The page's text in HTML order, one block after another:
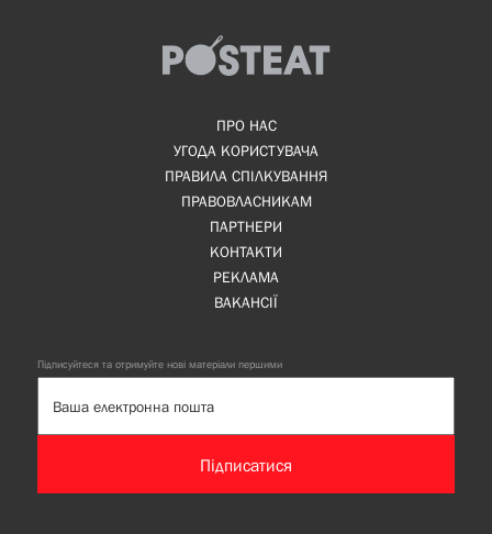
ПРО НАС
УГОДА КОРИСТУВАЧА
ПРАВИЛА СПІЛКУВАННЯ
ПРАВОВЛАСНИКАМ
ПАРТНЕРИ
КОНТАКТИ
РЕКЛАМА
ВАКАНСІЇ
Підписуйтеся та отримуйте нові матеріали першими
Підписатися